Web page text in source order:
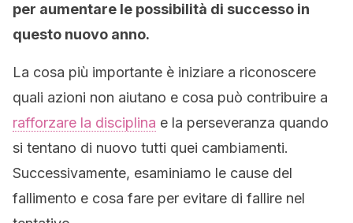
per aumentare le possibilità di successo in
questo nuovo anno.
La cosa più importante è iniziare a riconoscere
quali azioni non aiutano e cosa può contribuire a
rafforzare la disciplina e la perseveranza quando
si tentano di nuovo tutti quei cambiamenti.
Successivamente, esaminiamo le cause del
fallimento e cosa fare per evitare di fallire nel